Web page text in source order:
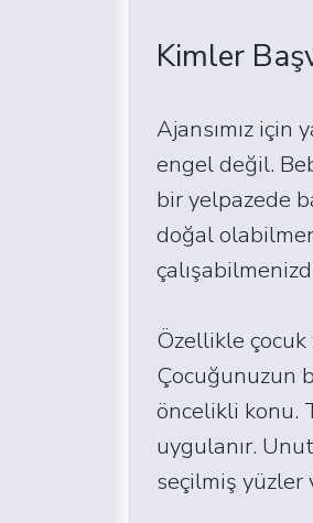
Kimler
Ajansımız
engel değil.
bir yelpazede
doğal
Özellikle
Çocuğunuzun
öncelikli konu.
uygulanır.
seçilmiş yüzler